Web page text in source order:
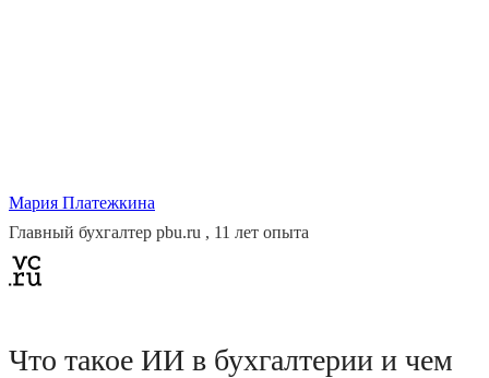
Мария Платежкина
Главный бухгалтер pbu.ru , 11 лет опыта
Что такое ИИ в бухгалтерии и чем